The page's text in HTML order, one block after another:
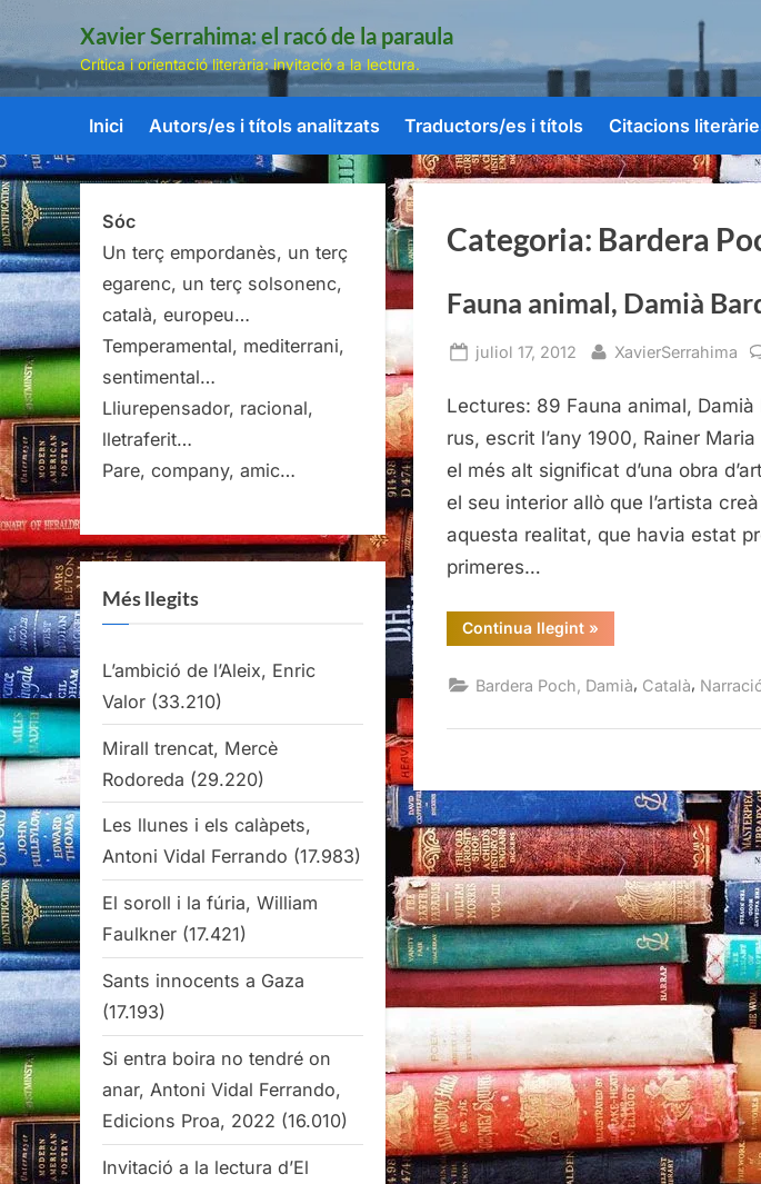
Skip
content
Xavier Serrahima: el racó de la paraula
Crítica i orientació literària: invitació a la lectura.
Inici Autors/es i títols analitzats Traductors/es i títols Citacions
Categoria: Bardera
Fauna animal, Damià
Posted
juliol 17, 2012 By
XavierSerrahima
Lectures: 89 Fauna animal, Damià
rus, escrit l’any 1900, Rainer
el més alt significat d’una obra
el seu interior allò que l’artista
aquesta realitat, que havia estat
primeres…
Continua llegint“Fauna
animal,
Poch”
»
Bardera Poch, Damià, Català,
Sóc
Un terç empordanès, un terç
egarenc, un terç solsonenc,
català, europeu…
Temperamental, mediterrani,
sentimental…
Lliurepensador, racional,
lletraferit…
Pare, company, amic…
Més llegits
L’ambició de l’Aleix, Enric
Valor (33.210)
Mirall trencat, Mercè
Rodoreda (29.220)
Les llunes i els calàpets,
Antoni Vidal Ferrando (17.983)
El soroll i la fúria, William
Faulkner (17.421)
Sants innocents a Gaza
(17.193)
Si entra boira no tendré on
anar, Antoni Vidal Ferrando,
Edicions Proa, 2022 (16.010)
Invitació a la lectura d’El